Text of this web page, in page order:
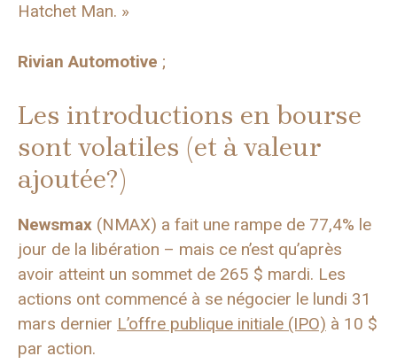
Hatchet Man. »
Rivian Automotive ;
Les introductions en bourse
sont volatiles (et à valeur
ajoutée?)
Newsmax (NMAX) a fait une rampe de 77,4% le
jour de la libération – mais ce n’est qu’après
avoir atteint un sommet de 265 $ mardi. Les
actions ont commencé à se négocier le lundi 31
mars dernier L’offre publique initiale (IPO) à 10 $
par action.